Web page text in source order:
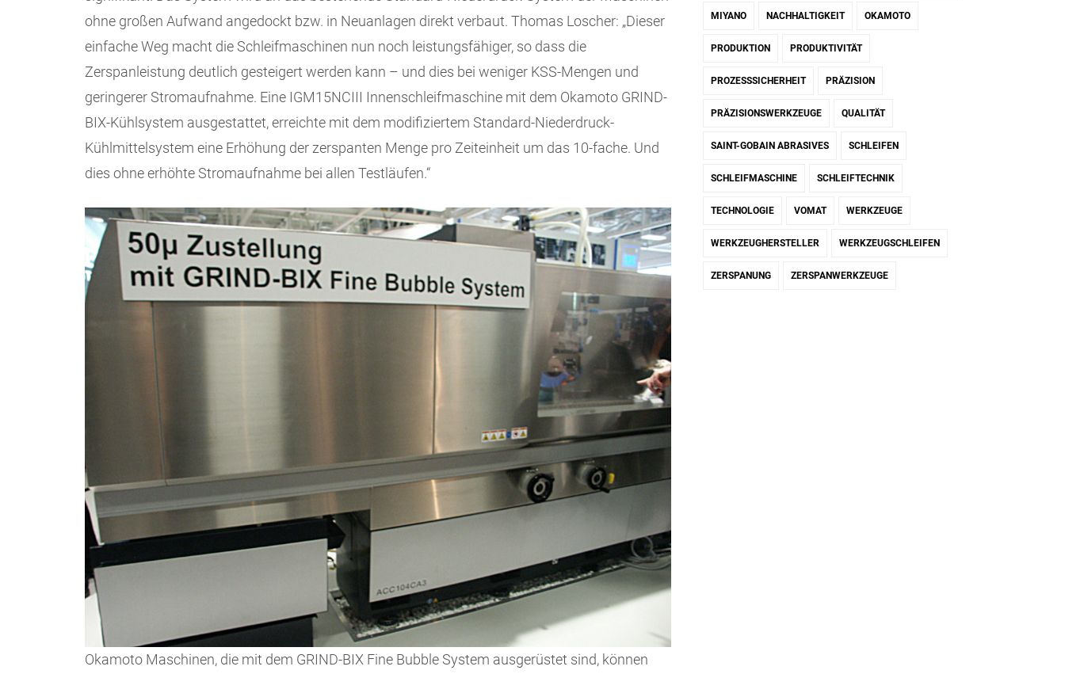
ohne großen Aufwand angedockt bzw. in Neuanlagen direkt verbaut. Thomas Loscher: „Dieser
einfache Weg macht die Schleifmaschinen nun noch leistungsfähiger, so dass die
Zerspanleistung deutlich gesteigert werden kann – und dies bei weniger KSS-Mengen und
geringerer Stromaufnahme. Eine IGM15NCIII Innenschleifmaschine mit dem Okamoto GRIND-
BIX-Kühlsystem ausgestattet, erreichte mit dem modifiziertem Standard-Niederdruck-
Kühlmittelsystem eine Erhöhung der zerspanten Menge pro Zeiteinheit um das 10-fache. Und
dies ohne erhöhte Stromaufnahme bei allen Testläufen.“
Okamoto Maschinen, die mit dem GRIND-BIX Fine Bubble System ausgerüstet sind, können
MIYANO NACHHALTIGKEIT OKAMOTO
PRODUKTION PRODUKTIVITÄT
PROZESSSICHERHEIT PRÄZISION
PRÄZISIONSWERKZEUGE QUALITÄT
SAINT-GOBAIN ABRASIVES SCHLEIFEN
SCHLEIFMASCHINE SCHLEIFTECHNIK
TECHNOLOGIE VOMAT WERKZEUGE
WERKZEUGHERSTELLER WERKZEUGSCHLEIFEN
ZERSPANUNG ZERSPANWERKZEUGE